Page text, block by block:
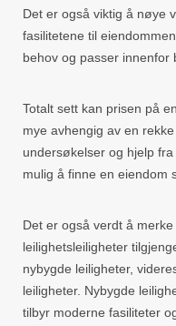
Det er også viktig å nøye
fasilitetene til
behov og passer innenfor
Totalt sett kan prisen på
mye avhengig av en
undersøkelser og hjelp
mulig å finne en eiendom
Det er også verdt å
leilighetsleiligheter
nybygde leiligheter,
leiligheter. Nybygde
tilbyr moderne fasiliteter